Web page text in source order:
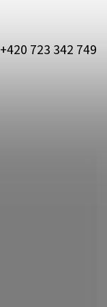
+420 723 342 749